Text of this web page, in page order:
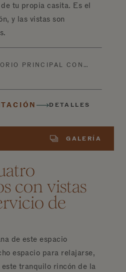
tu propia casita. Es el
y las vistas son
PRINCIPAL CON…
DETALLES
GALERÍA
con vistas
de
de este espacio
espacio para relajarse,
tranquilo rincón de la